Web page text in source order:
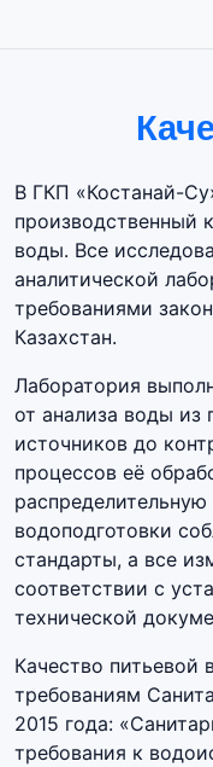
В ГКП «Костанай-
производственный
воды. Все
аналитической
требованиями
Казахстан.
Лаборатория
от анализа воды из
источников до
процессов её
распределительную
водоподготовки
стандарты, а все
соответствии с
технической
Качество питьевой
требованиям
2015 года:
требования к